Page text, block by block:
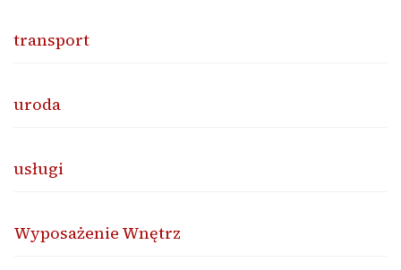
transport
uroda
usługi
Wyposażenie Wnętrz